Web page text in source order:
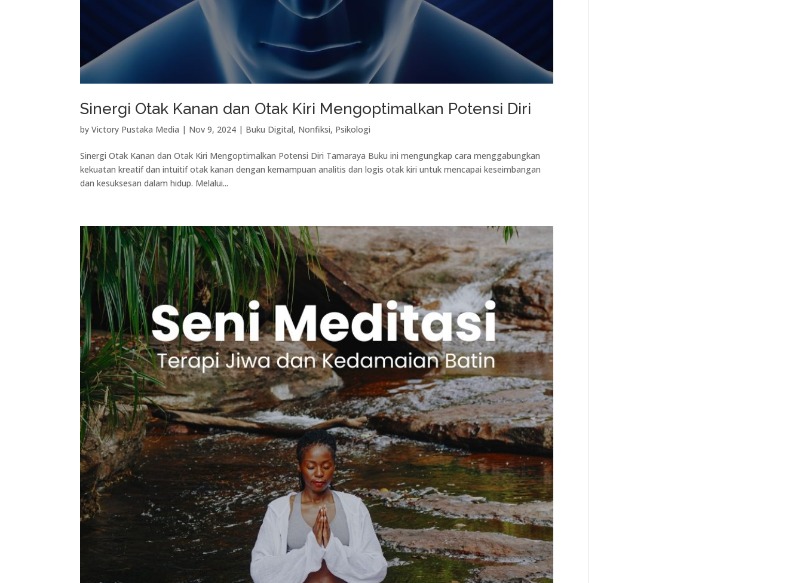
Sinergi Otak Kanan dan Otak Kiri Mengoptimalkan Potensi Diri
byVictory Pustaka Media | Nov 9, 2024 | Buku Digital, Nonfiksi, Psikologi
Sinergi Otak Kanan dan Otak Kiri Mengoptimalkan Potensi Diri Tamaraya Buku ini mengungkap cara menggabungkan
kekuatan kreatif dan intuitif otak kanan dengan kemampuan analitis dan logis otak kiri untuk mencapai keseimbangan
dan kesuksesan dalam hidup. Melalui...